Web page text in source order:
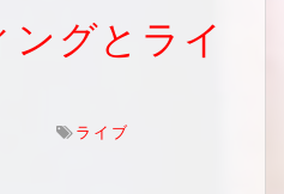
ングとライ
ライブ